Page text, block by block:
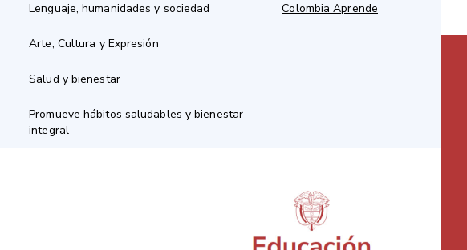
Lenguaje, humanidades y sociedad
Arte, Cultura y Expresión
Salud y bienestar
Promueve hábitos saludables y bienestar
integral
Colombia Aprende